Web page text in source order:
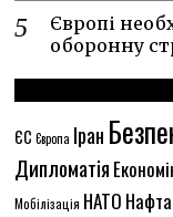
Європі
оборонну
ЄС Європа Іран
Дипломатія
Мобілізація НАТО Нафта